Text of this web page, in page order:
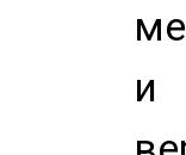
и